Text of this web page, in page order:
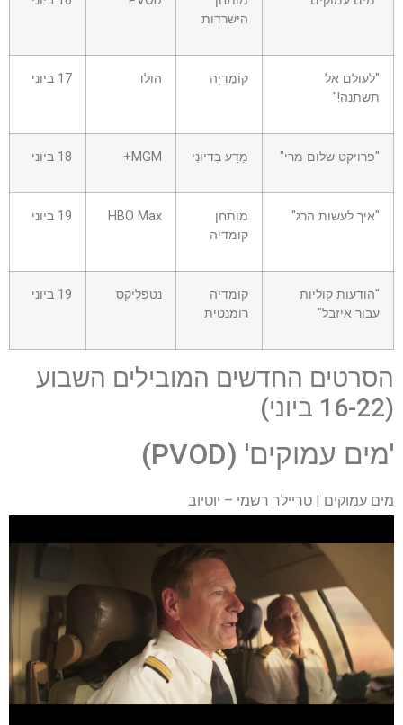
הישרדות
"לעולם אל
תשתנה!"
קוֹמֶדִיָה הולו 17 ביוני
"פרויקט שלום מרי" מַדָע בִּדיוֹנִי MGM+ 18 ביוני
"איך לעשות הרג"
מותחן
קומדיה
HBO Max 19 ביוני
"הודעות קוליות
עבור איזבל"
קומדיה
רומנטית
נטפליקס 19 ביוני
הסרטים החדשים המובילים השבוע
(16-22 ביוני)
'מים עמוקים' (PVOD)
מים עמוקים | טריילר רשמי – יוטיוב